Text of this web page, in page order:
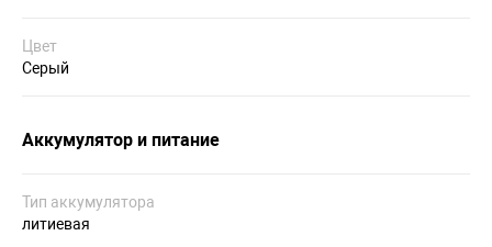
Цвет
Серый
Аккумулятор и питание
Тип аккумулятора
литиевая